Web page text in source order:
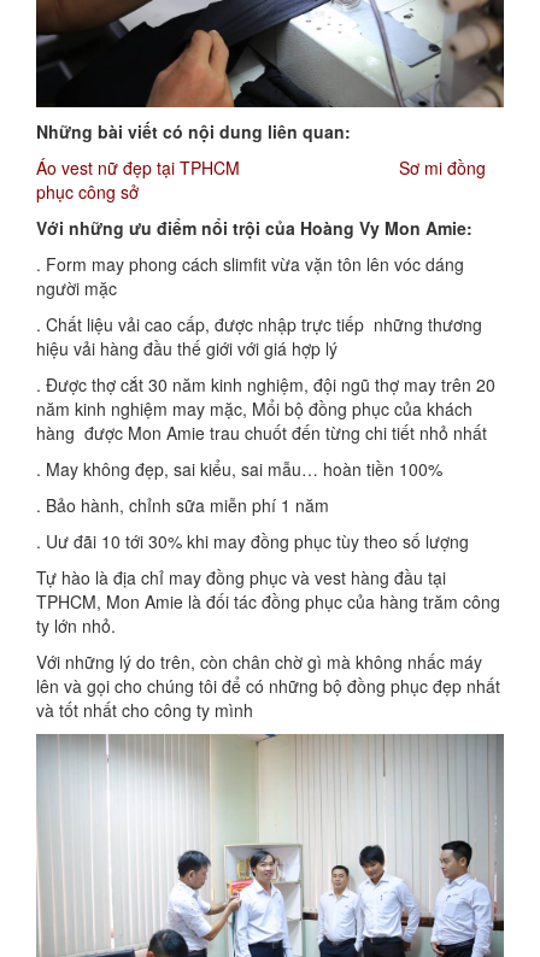
Những bài viết có nội dung liên quan:
Áo vest nữ đẹp tại TPHCM
Sơ mi đồng
phục công sở
Với những ưu điểm nổi trội của Hoàng Vy Mon Amie:
. Form may phong cách slimfit vừa vặn tôn lên vóc dáng
người mặc
. Chất liệu vải cao cấp, được nhập trực tiếp những thương
hiệu vải hàng đầu thế giới với giá hợp lý
. Được thợ cắt 30 năm kinh nghiệm, đội ngũ thợ may trên 20
năm kinh nghiệm may mặc, Mổi bộ đồng phục của khách
hàng được Mon Amie trau chuốt đến từng chi tiết nhỏ nhất
. May không đẹp, sai kiểu, sai mẫu… hoàn tiền 100%
. Bảo hành, chỉnh sữa miễn phí 1 năm
. Uư đãi 10 tới 30% khi may đồng phục tùy theo số lượng
Tự hào là địa chỉ may đồng phục và vest hàng đầu tại
TPHCM, Mon Amie là đối tác đồng phục của hàng trăm công
ty lớn nhỏ.
Với những lý do trên, còn chân chờ gì mà không nhấc máy
lên và gọi cho chúng tôi để có những bộ đồng phục đẹp nhất
và tốt nhất cho công ty mình